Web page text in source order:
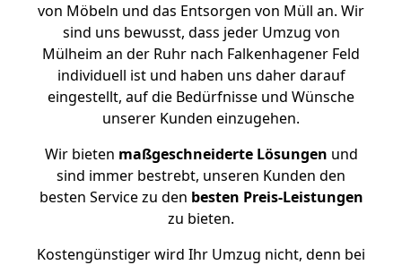
von Möbeln und das Entsorgen von Müll an. Wir
sind uns bewusst, dass jeder Umzug von
Mülheim an der Ruhr nach Falkenhagener Feld
individuell ist und haben uns daher darauf
eingestellt, auf die Bedürfnisse und Wünsche
unserer Kunden einzugehen.
Wir bieten maßgeschneiderte Lösungen und
sind immer bestrebt, unseren Kunden den
besten Service zu den besten Preis-Leistungen
zu bieten.
Kostengünstiger wird Ihr Umzug nicht, denn bei